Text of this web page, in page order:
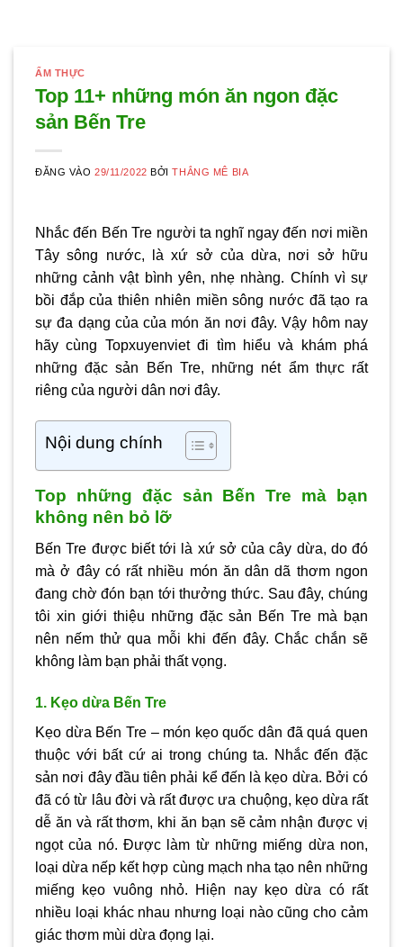
ẨM THỰC
Top 11+ những món ăn ngon đặc
sản Bến Tre
ĐĂNG VÀO29/11/2022 BỞITHẮNG MÊ BIA
Nhắc đến Bến Tre người ta nghĩ ngay đến nơi miền
Tây sông nước, là xứ sở của dừa, nơi sở hữu
những cảnh vật bình yên, nhẹ nhàng. Chính vì sự
bồi đắp của thiên nhiên miền sông nước đã tạo ra
sự đa dạng của của món ăn nơi đây. Vậy hôm nay
hãy cùng Topxuyenviet đi tìm hiểu và khám phá
những đặc sản Bến Tre, những nét ẩm thực rất
riêng của người dân nơi đây.
Nội dung chính
Top những đặc sản Bến Tre mà bạn
không nên bỏ lỡ
Bến Tre được biết tới là xứ sở của cây dừa, do đó
mà ở đây có rất nhiều món ăn dân dã thơm ngon
đang chờ đón bạn tới thưởng thức. Sau đây, chúng
tôi xin giới thiệu những đặc sản Bến Tre mà bạn
nên nếm thử qua mỗi khi đến đây. Chắc chắn sẽ
không làm bạn phải thất vọng.
1. Kẹo dừa Bến Tre
Kẹo dừa Bến Tre – món kẹo quốc dân đã quá quen
thuộc với bất cứ ai trong chúng ta. Nhắc đến đặc
sản nơi đây đầu tiên phải kể đến là kẹo dừa. Bởi có
đã có từ lâu đời và rất được ưa chuộng, kẹo dừa rất
dễ ăn và rất thơm, khi ăn bạn sẽ cảm nhận được vị
ngọt của nó. Được làm từ những miếng dừa non,
loại dừa nếp kết hợp cùng mạch nha tạo nên những
miếng kẹo vuông nhỏ. Hiện nay kẹo dừa có rất
nhiều loại khác nhau nhưng loại nào cũng cho cảm
giác thơm mùi dừa đọng lại.